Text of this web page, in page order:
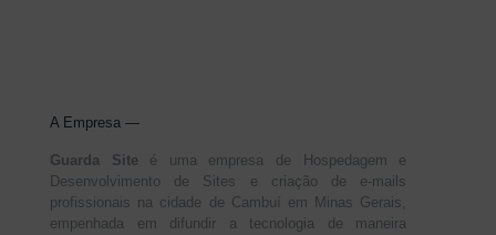
A Empresa —
Guarda Site é uma empresa de Hospedagem e
Desenvolvimento de Sites e criação de e-mails
profissionais na cidade de Cambuí em Minas Gerais,
empenhada em difundir a tecnologia de maneira